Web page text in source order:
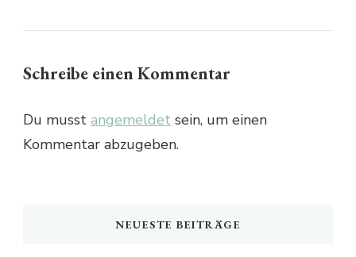
Schreibe einen Kommentar
Du musst angemeldet sein, um einen
Kommentar abzugeben.
NEUESTE BEITRÄGE